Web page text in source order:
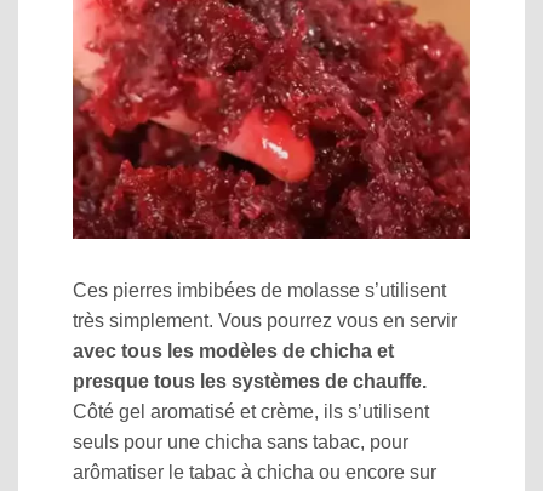
Ces pierres imbibées de molasse s’utilisent
très simplement. Vous pourrez vous en servir
avec tous les modèles de chicha et
presque tous les systèmes de chauffe.
Côté gel aromatisé et crème, ils s’utilisent
seuls pour une chicha sans tabac, pour
arômatiser le tabac à chicha ou encore sur